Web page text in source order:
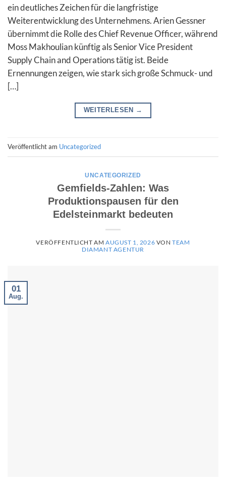
ein deutliches Zeichen für die langfristige
Weiterentwicklung des Unternehmens. Arien Gessner
übernimmt die Rolle des Chief Revenue Officer, während
Moss Makhoulian künftig als Senior Vice President
Supply Chain and Operations tätig ist. Beide
Ernennungen zeigen, wie stark sich große Schmuck- und
[…]
WEITERLESEN →
Veröffentlicht am Uncategorized
UNCATEGORIZED
Gemfields-Zahlen: Was
Produktionspausen für den
Edelsteinmarkt bedeuten
VERÖFFENTLICHT AMAUGUST 1, 2026 VONTEAM
DIAMANT AGENTUR
01
Aug.